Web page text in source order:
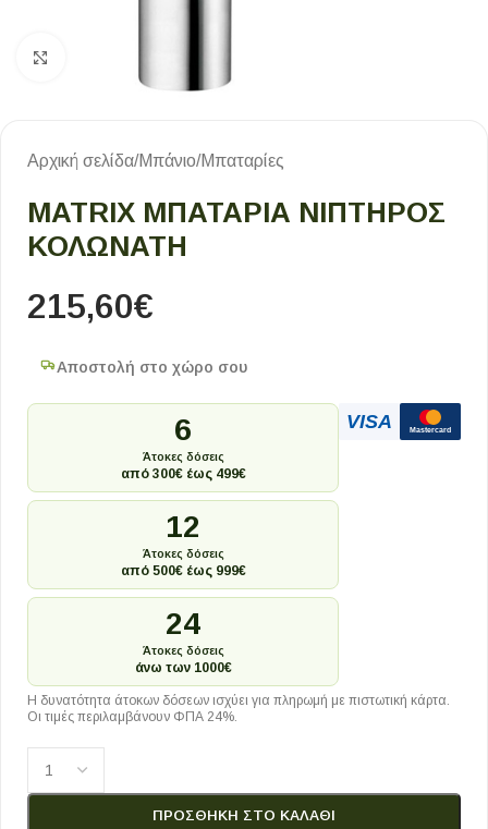
Αρχική σελίδα/Μπάνιο/Μπαταρίες
MATRIX ΜΠΑΤΑΡΙΑ ΝΙΠΤΗΡΟΣ
ΚΟΛΩΝΑΤΗ
215,60€
Αποστολή στο χώρο σου
6
Άτοκες δόσεις
από 300€ έως 499€
12
Άτοκες δόσεις
από 500€ έως 999€
24
Άτοκες δόσεις
άνω των 1000€
VISA Mastercard
Η δυνατότητα άτοκων δόσεων ισχύει για πληρωμή με πιστωτική κάρτα.
Οι τιμές περιλαμβάνουν ΦΠΑ 24%.
ΠΡΟΣΘΉΚΗ ΣΤΟ ΚΑΛΆΘΙ